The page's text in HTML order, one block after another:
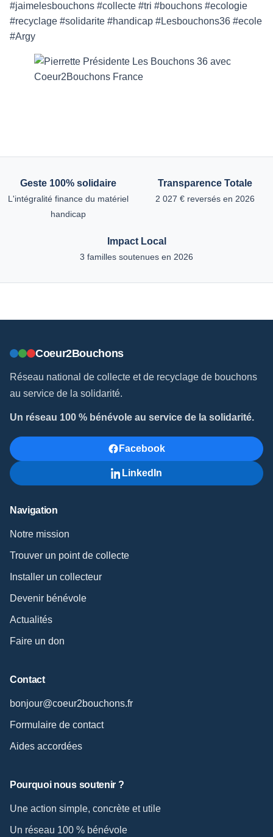
#jaimelesbouchons #collecte #tri #bouchons #ecologie
#recyclage #solidarite #handicap #Lesbouchons36 #ecole
#Argy
Geste 100% solidaire
L'intégralité finance du matériel
handicap
Transparence Totale
2 027 € reversés en 2026
Impact Local
3 familles soutenues en 2026
Coeur2Bouchons
Réseau national de collecte et de recyclage de bouchons
au service de la solidarité.
Un réseau 100 % bénévole au service de la solidarité.
Facebook
LinkedIn
Navigation
Notre mission
Trouver un point de collecte
Installer un collecteur
Devenir bénévole
Actualités
Faire un don
Contact
bonjour@coeur2bouchons.fr
Formulaire de contact
Aides accordées
Pourquoi nous soutenir ?
Une action simple, concrète et utile
Un réseau 100 % bénévole